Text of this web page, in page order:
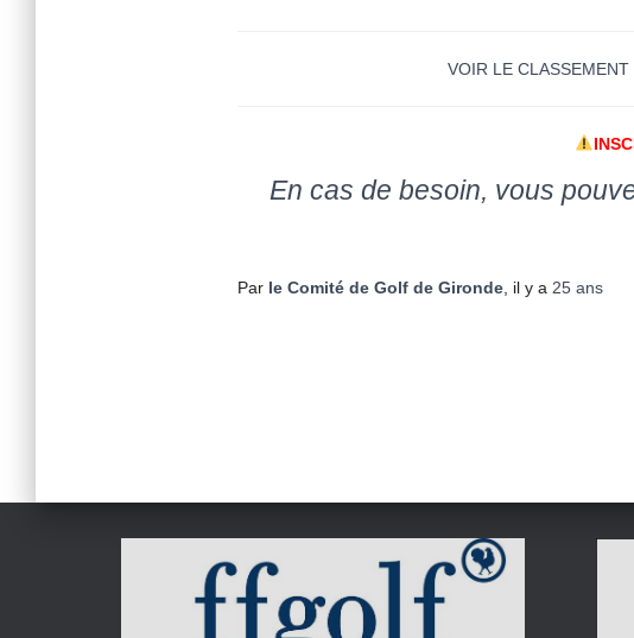
VOIR LE
En cas de besoin, vous
Par le Comité de Golf de Gironde, il y a 25 ans
publications